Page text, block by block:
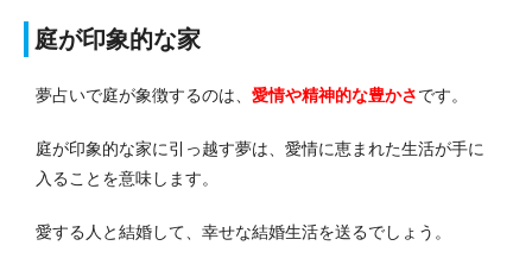
庭が印象的な家
夢占いで庭が象徴するのは、 愛情や精神的な豊かさです。
庭が印象的な家に引っ越す夢は、愛情に恵まれた生活が手に
入ることを意味します。
愛する人と結婚して、幸せな結婚生活を送るでしょう。